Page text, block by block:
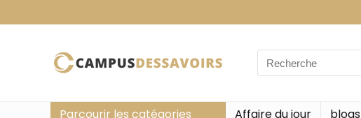
Search
for:
Parcourir les catégories Affaire du jour blogs